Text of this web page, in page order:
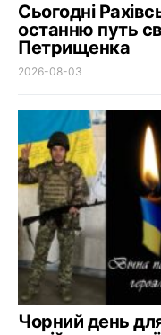
Сьогодні
останню путь
Петрищенка
2026-08-03
Чорний день